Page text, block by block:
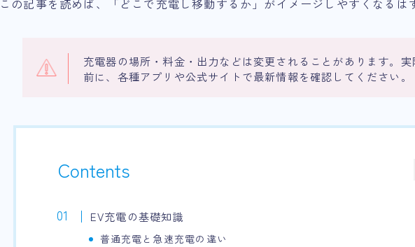
この記事を読めば、「どこで充電し移動するか」がイメージしやすくなるは
充電器の場所・料金・出力などは変更されることがあります。実
前に、各種アプリや公式サイトで最新情報を確認してください。
Contents
EV充電の基礎知識
普通充電と急速充電の違い